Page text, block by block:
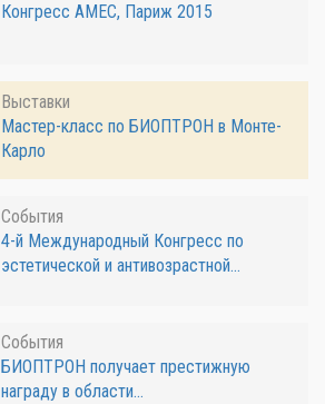
Конгресс AMEC, Париж 2015
Выставки
Мастер-класс по БИОПТРОН в Монте-
Карло
События
4-й Международный Конгресс по
эстетической и антивозрастной...
События
БИОПТРОН получает престижную
награду в области...